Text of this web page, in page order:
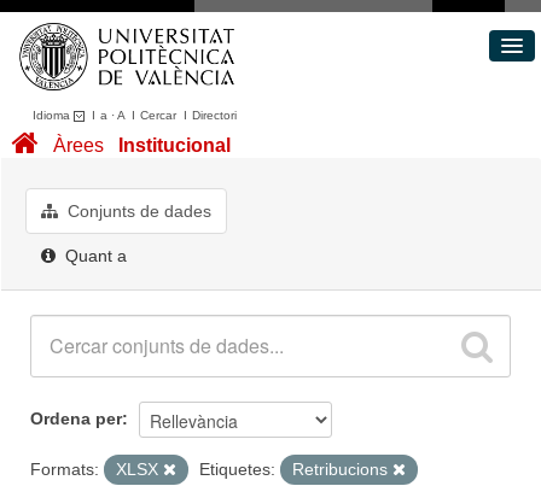
Idioma I a ·A I CercarI Directori
Conjunts de dades
Quant a
Àrees Institucional
Conjunts de dades
Quant a
Ordena per
Formats: XLSX Etiquetes:
Retribucions